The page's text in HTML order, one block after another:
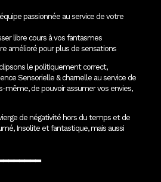
passionnée au service de votre
libre cours à vos fantasmes
amélioré pour plus de sensations
le politiquement correct,
Sensorielle & charnelle au service de
même, de pouvoir assumer vos envies,
de négativité hors du temps et de
Insolite et fantastique, mais aussi